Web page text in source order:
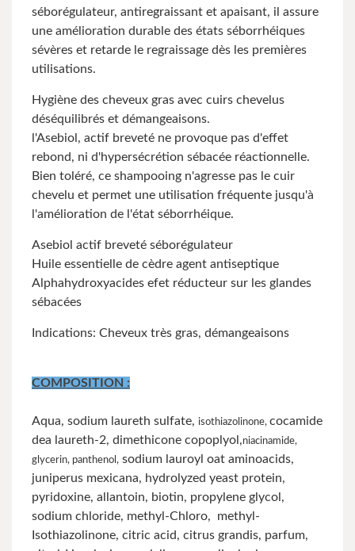
séborégulateur, antiregraissant et apaisant, il assure
une amélioration durable des états séborrhéiques
sévères et retarde le regraissage dès les premières
utilisations.
Hygiène des cheveux gras avec cuirs chevelus
déséquilibrés et démangeaisons.
l'Asebiol, actif breveté ne provoque pas d'effet
rebond, ni d'hypersécrétion sébacée réactionnelle.
Bien toléré, ce shampooing n'agresse pas le cuir
chevelu et permet une utilisation fréquente jusqu'à
l'amélioration de l'état séborrhéique.
Asebiol actif breveté séborégulateur
Huile essentielle de cèdre agent antiseptique
Alphahydroxyacides efet réducteur sur les glandes
sébacées
Indications: Cheveux très gras, démangeaisons
COMPOSITION :
Aqua, sodium laureth sulfate, isothiazolinone, cocamide
dea laureth-2, dimethicone copoplyol,niacinamide,
glycerin, panthenol, sodium lauroyl oat aminoacids,
juniperus mexicana, hydrolyzed yeast protein,
pyridoxine, allantoin, biotin, propylene glycol,
sodium chloride, methyl-Chloro, methyl-
Isothiazolinone, citric acid, citrus grandis, parfum,